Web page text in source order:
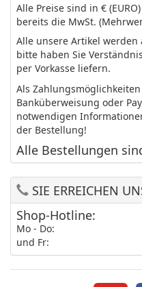
Alle Preise sind in €
bereits die MwSt.
Alle unsere Artikel
bitte haben Sie
per Vorkasse liefern.
Als
Banküberweisung oder
notwendigen
der Bestellung!
Alle Bestellungen
SIE ERREICHEN
Shop-Hotline:
Mo - Do:
und Fr: